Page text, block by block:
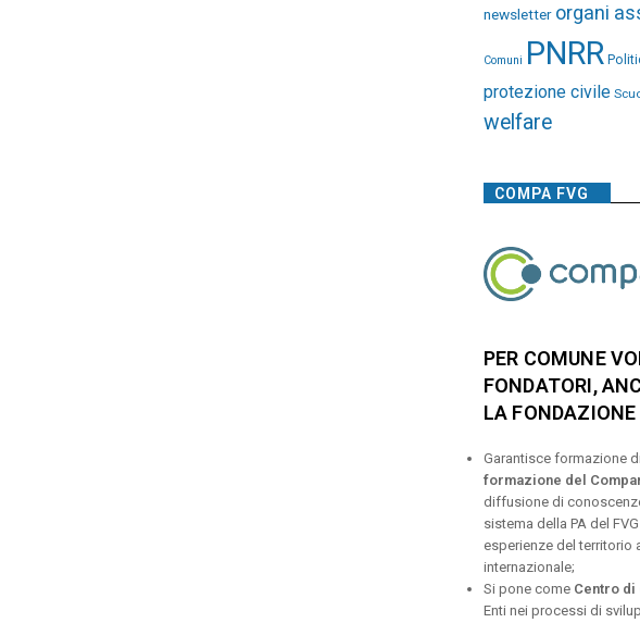
newsletter organi
Comuni PNRR
protezione civile
welfare
COMPA FVG
PER COMUNE
FONDATORI,
LA
Garantisce formazione
formazione del
diffusione di
sistema della PA del
esperienze del territorio
internazionale;
Si pone come Centro di
Enti nei processi di